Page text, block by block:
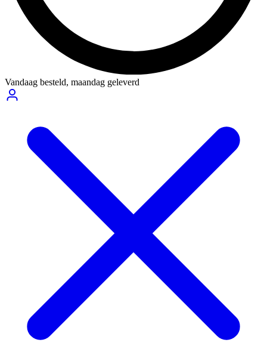
Vandaag besteld, maandag geleverd